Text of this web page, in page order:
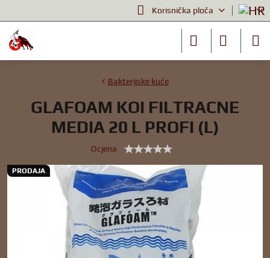
Korisnička ploča
PRODAJA
Bakterijske kuće
GLAFOAM KOI FILTRACNE
MEDIA 20 L PROFI (L)
Ocjena